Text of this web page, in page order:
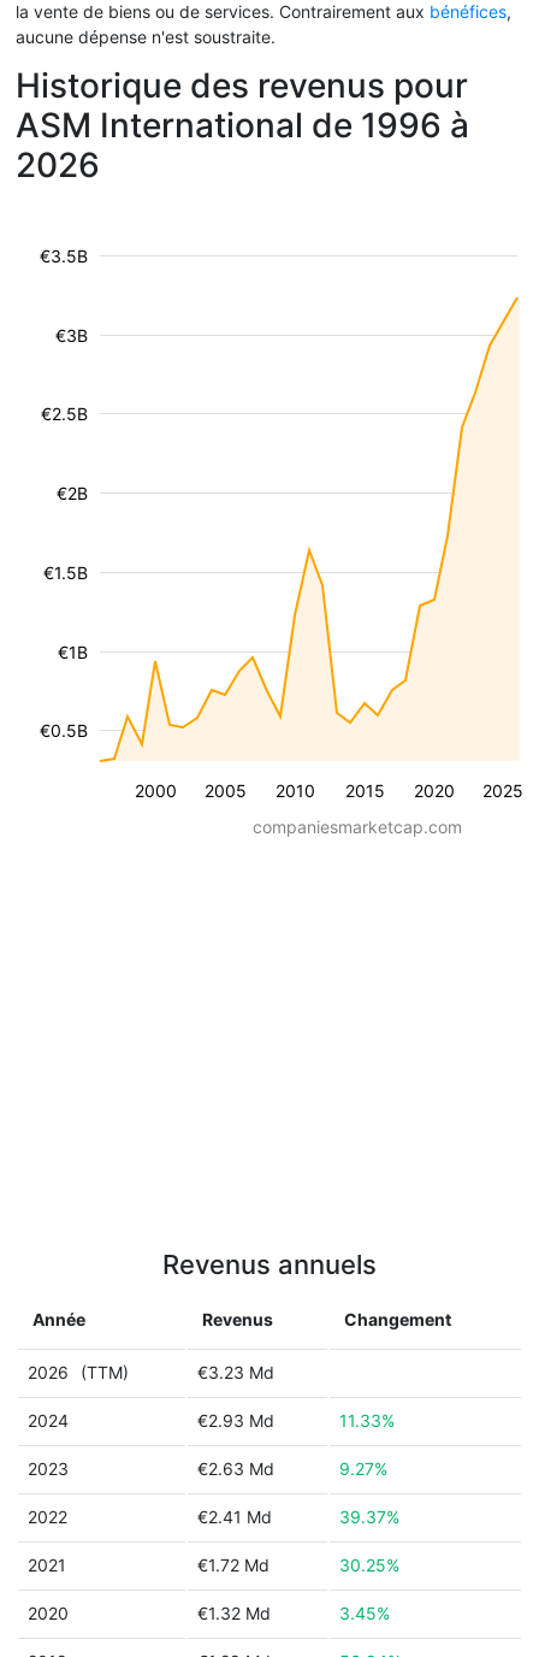
la vente de biens ou de services. Contrairement aux bénéfices,
aucune dépense n'est soustraite.
Historique des revenus pour
ASM International de 1996 à
2026
2000 2005 2010 2015 2020 2025
€0.5B
€1B
€1.5B
€2B
€2.5B
€3B
€3.5B
companiesmarketcap.com
Revenus annuels
Année Revenus Changement
2026 (TTM) €3.23 Md
2024 €2.93 Md 11.33%
2023 €2.63 Md 9.27%
2022 €2.41 Md 39.37%
2021 €1.72 Md 30.25%
2020 €1.32 Md 3.45%